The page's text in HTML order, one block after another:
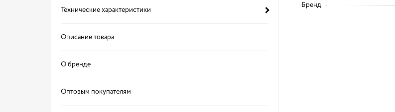
Технические характеристики
Описание товара
О бренде
Оптовым покупателям
Бренд